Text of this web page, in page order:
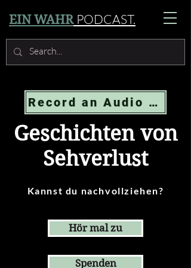
EIN WAHR PODCAST.
Record an Audio Message
Geschichten von
Sehverlust
Kannst du nachvollziehen?
Hör mal zu
Spenden